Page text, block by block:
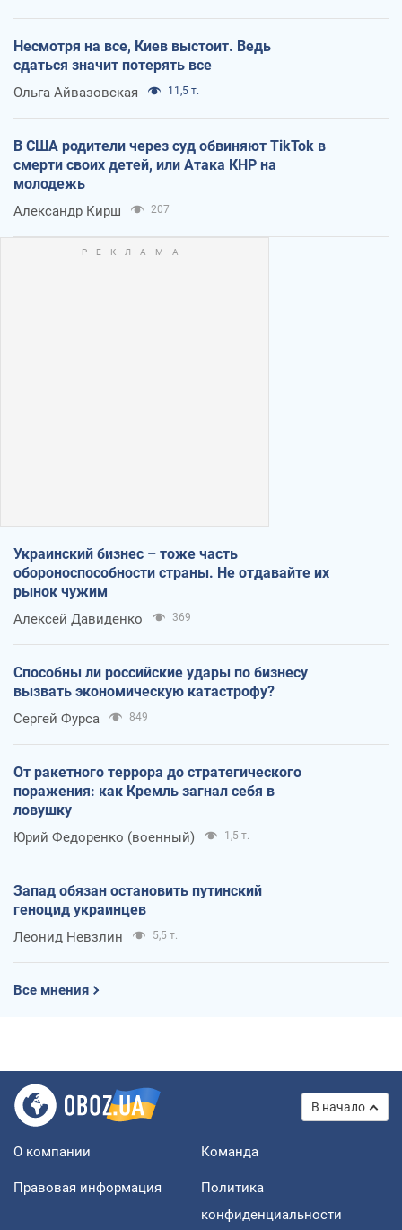
Несмотря на все, Киев выстоит. Ведь
сдаться значит потерять все
Ольга Айвазовская 11,5 т.
В США родители через суд обвиняют TikTok в
смерти своих детей, или Атака КНР на
молодежь
Александр Кирш 207
Украинский бизнес – тоже часть
обороноспособности страны. Не отдавайте их
рынок чужим
Алексей Давиденко 369
Способны ли российские удары по бизнесу
вызвать экономическую катастрофу?
Сергей Фурса 849
От ракетного террора до стратегического
поражения: как Кремль загнал себя в
ловушку
Юрий Федоренко (военный) 1,5 т.
Запад обязан остановить путинский
геноцид украинцев
Леонид Невзлин 5,5 т.
Все мнения
В начало
О компании Команда
Правовая информация
Политика
конфиденциальности